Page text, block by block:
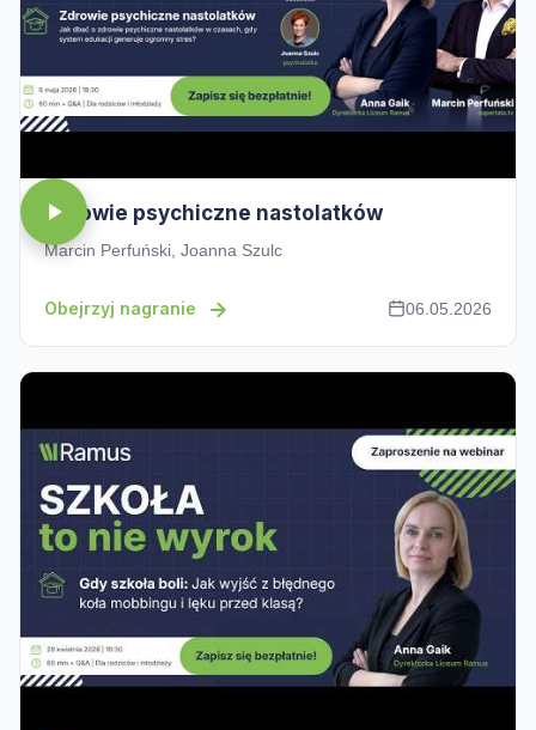
Zdrowie psychiczne nastolatków
Marcin Perfuński, Joanna Szulc
Obejrzyj nagranie 06.05.2026